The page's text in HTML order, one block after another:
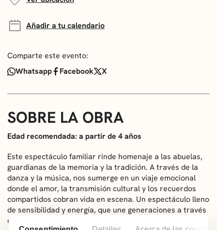
Añadir a tu calendario
Comparte este evento:
Whatsapp
Facebook X
SOBRE LA OBRA
Edad recomendada: a partir de 4 años
Este espectáculo familiar rinde homenaje a las abuelas,
guardianas de la memoria y la tradición. A través de la
danza y la música, nos sumerge en un viaje emocional
donde el amor, la transmisión cultural y los recuerdos
compartidos cobran vida en escena. Un espectáculo lleno
de sensibilidad y energía, que une generaciones a través
del lenguaje universal del movimiento.